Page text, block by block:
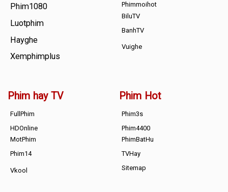
Phim1080
Luotphim
Hayghe
Xemphimplus
Phimmoihot
BiluTV
BanhTV
Vuighe
Phim hay TV
FullPhim
HDOnline
MotPhim
Phim14
Vkool
Phim Hot
Phim3s
Phim4400
PhimBatHu
TVHay
Sitemap